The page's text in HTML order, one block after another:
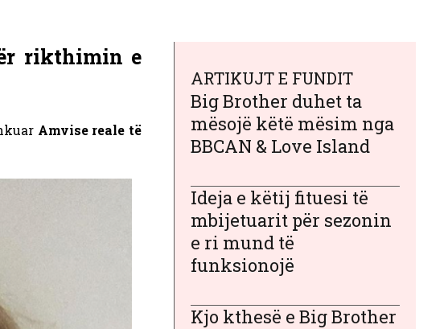
rikthimin e
Amvise reale të
ARTIKUJT E FUNDIT
Big Brother duhet ta
mësojë këtë mësim nga
BBCAN & Love Island
Ideja e këtij fituesi të
mbijetuarit për sezonin
e ri mund të
funksionojë
Kjo kthesë e Big Brother